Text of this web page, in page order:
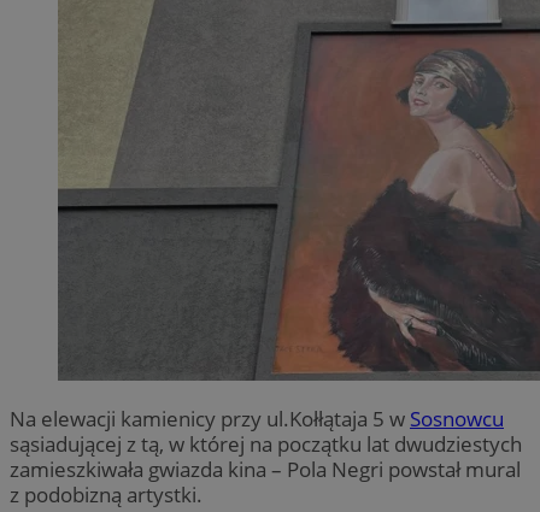
Na elewacji kamienicy przy ul.Kołłątaja 5 w Sosnowcu
sąsiadującej z tą, w której na początku lat dwudziestych
zamieszkiwała gwiazda kina – Pola Negri powstał mural
z podobizną artystki.